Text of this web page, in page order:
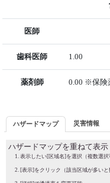
医師
歯科医師 1.00
薬剤師 0.00 ※保険
ハザードマップ 災害情報
ハザードマップを重ねて表示
表示したい[区域名]を選択（複数選択
[表示]をクリック（該当区域が多いと